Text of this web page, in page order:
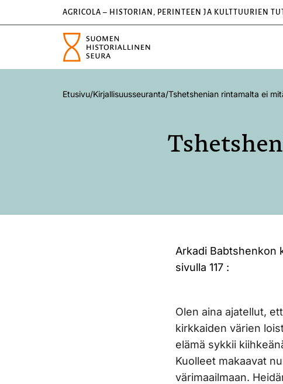
AGRICOLA – HISTORIAN, PERINTEEN JA KULTTUURIEN
Etusivu/Kirjallisuusseuranta/Tshetshenian rintamalta ei
Arkadi Babtshenkon
sivulla 117 :
Olen aina ajatellut,
kirkkaiden värien
elämä sykkii
Kuolleet makaavat
värimaailmaan.